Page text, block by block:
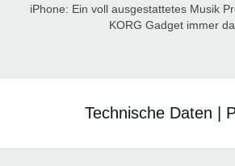
iPhone: Ein voll ausgestattetes Musik
KORG Gadget immer
Technische Daten |